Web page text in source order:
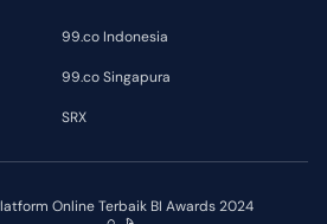
Online Terbaik BI Awards 2024
99.co Indonesia
99.co Singapura
SRX